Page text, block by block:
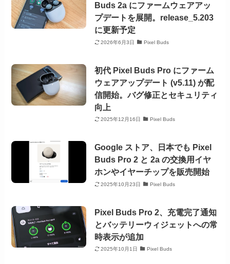
Buds 2a にファームウェアアッ
プデートを展開。release_5.203
に更新予定
2026年6月3日 Pixel Buds
初代 Pixel Buds Pro にファーム
ウェアアップデート (v5.11) が配
信開始。バグ修正とセキュリティ
向上
2025年12月16日 Pixel Buds
Google ストア、日本でも Pixel
Buds Pro 2 と 2a の交換用イヤ
ホンやイヤーチップを販売開始
2025年10月23日 Pixel Buds
Pixel Buds Pro 2、充電完了通知
とバッテリーウィジェットへの常
時表示が追加
2025年10月1日 Pixel Buds